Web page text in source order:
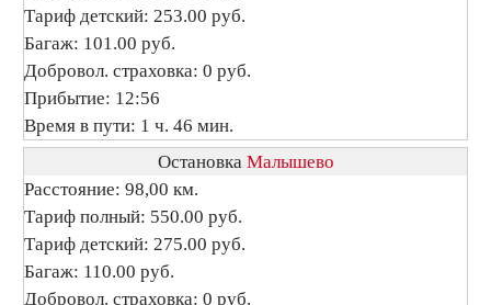
Тариф детский: 253.00 руб.
Багаж: 101.00 руб.
Добровол. страховка: 0 руб.
Прибытие: 12:56
Время в пути: 1 ч. 46 мин.
Остановка Малышево
Расстояние: 98,00 км.
Тариф полный: 550.00 руб.
Тариф детский: 275.00 руб.
Багаж: 110.00 руб.
Добровол. страховка: 0 руб.